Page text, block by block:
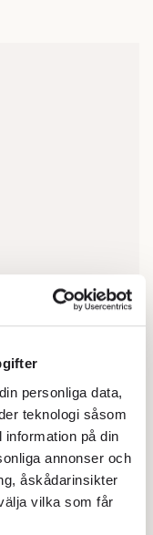
personliga data,
teknologi såsom
på din
annonser och
åskådarinsikter
vilka som får